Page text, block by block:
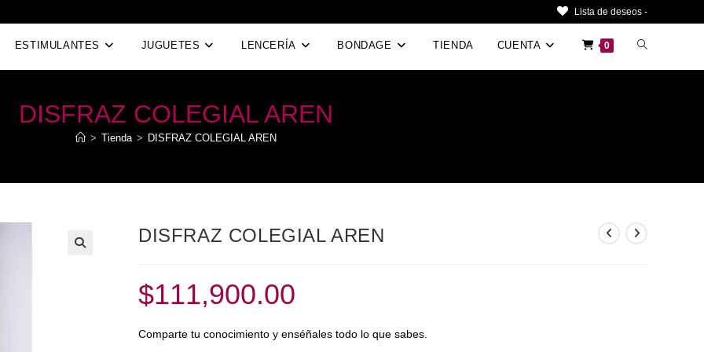
Lista de deseos -
ESTIMULANTES JUGUETES LENCERÍA BONDAGE TIENDA CUENTA 0 Alternar
DISFRAZ COLEGIAL AREN
> Tienda > DISFRAZ COLEGIAL AREN
DISFRAZ COLEGIAL AREN
$111,900.00
Comparte tu conocimiento y enséñales todo lo que sabes.